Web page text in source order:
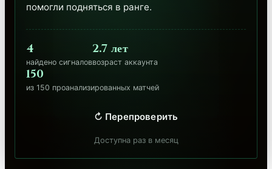
помогли подняться в ранге.
4
найдено сигналов
2.7 лет
возраст аккаунта
150
из 150 проанализированных матчей
↻ Перепроверить
Доступна раз в месяц